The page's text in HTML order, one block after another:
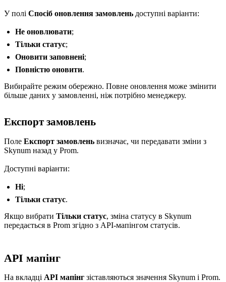
У полі Спосіб оновлення замовлень доступні варіанти:
Не оновлювати;
Тільки статус;
Оновити заповнені;
Повністю оновити.
Вибирайте режим обережно. Повне оновлення може змінити
більше даних у замовленні, ніж потрібно менеджеру.
Експорт замовлень
Поле Експорт замовлень визначає, чи передавати зміни з
Skynum назад у Prom.
Доступні варіанти:
Ні;
Тільки статус.
Якщо вибрати Тільки статус, зміна статусу в Skynum
передається в Prom згідно з API-мапінгом статусів.
API мапінг
На вкладці API мапінг зіставляються значення Skynum і Prom.